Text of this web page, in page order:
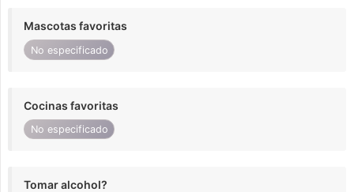
Mascotas favoritas
No especificado
Cocinas favoritas
No especificado
Tomar alcohol?